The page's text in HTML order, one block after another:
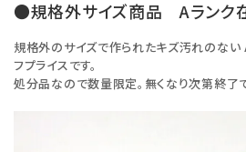
●規格外サイズ商品 Aランク
規格外のサイズで作られたキズ汚れのない
フプライスです。
処分品なので数量限定。無くなり次第終了で